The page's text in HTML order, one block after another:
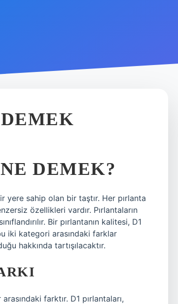
DEMEK?
sahip olan bir taştır. Her pırlanta
özellikleri vardır. Pırlantaların
Bir pırlantanın kalitesi, D1
iki kategori arasındaki farklar
hakkında tartışılacaktır.
farktır. D1 pırlantaları,